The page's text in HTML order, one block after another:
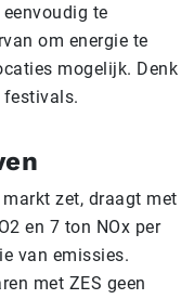
te
om energie te
mogelijk. Denk
zet, draagt met
en 7 ton NOx per
van emissies.
met ZES geen